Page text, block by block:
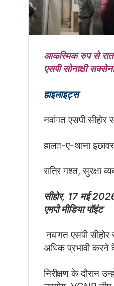
आकस्मिक रुप से रात
एसपी सोनाक्षी
हाइलाइट्स
नवांगत एसपी सीहोर
हालत-ए-थाना
रात्रि गश्त, सुरक्षा
सीहोर, 17 मई
एमपी मीडिया पॉइंट
नवांगत एसपी
अधिक प्रभावी करने
निरीक्षण के दौरान